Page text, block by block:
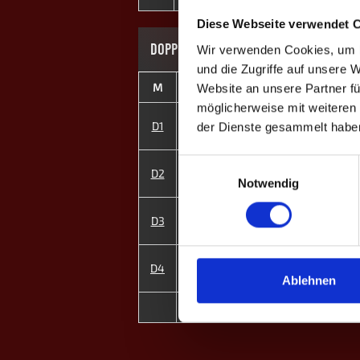
Diese Webseite verwendet
Wir verwenden Cookies,
und die Zugriffe auf unsere
Website an unsere Partner
möglicherweise mit
der Dienste gesammelt
Notwendig
Ablehnen
DOPPEL-MATCHES
M Spieler GP
D1
Mats F.
3
D2
Linus S.
D3
Phil W.
Simon B.
D4
Prissi W. ♀
Eileen B. ♀
8MP 12